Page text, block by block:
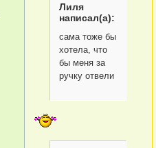
Лиля
написал(а):
сама тоже бы
хотела, что
бы меня за
ручку отвели